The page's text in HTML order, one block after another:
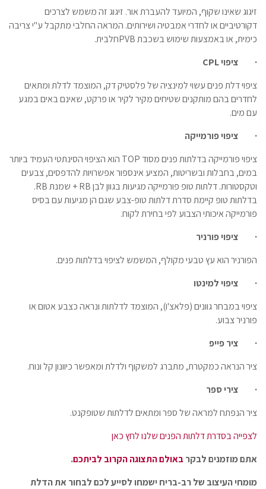
זיגוג שאינו שקוף, המיועד להעברת אור. זיגוג זה משמש לצרכים
דקורטיביים או לחדרי אמבטיה ושירותים. המראה החלבי מתקבל ע"י צריבה
כימית, או באמצעות שימוש בשכבתPVBחלבית.
· ציפויCPL
ציפוי דלת פנים עשוי למינציה של פלסטיק דק, המוצמד לדלת ומתאים
לחדרים בהם מותקנים שטיחים מקיר לקיר או פרקט, שאינם באים במגע
עם מים.
· ציפוי פורמייקה
ציפוי פורמייקה בדלתות פנים מסודTOP הוא הציפוי הסינתטי העמיד ביותר
במים, בחבלות ובשריטות, המציע אינספור אפשרויות להדפסים, צבעים
וטקסטורות. דלתות טופ פורמייקה מגיעות בגוון לבןRB+ שמנתRB
.
בדלתות טופ קיימת סדרת דלתות טופ-צבע שגם הן מגיעות עם בסיס
פורמייקה איכותי הצבוע לפי בחירת לקוח.
· ציפוי פורניר
הפורניר הוא עץ טבעי מקולף, המשמש לציפוי בדלתות פנים.
· ציפוי למינטו
ציפוי במבחר גוונים (פלאצ'ו), המוצמד לדלתות ונראה כצבע אטום או
פורניר צבוע.
· ציר פייפ
ציר הנראה כמקטרת, מתברג למשקוף ולדלת ומאפשר כיוונון קל ונוח.
· צירי ספר
ציר הנפתח למראה של ספר ומתאים לדלתות שטופקנט.
לצפייה בסדרת דלתות הפנים שלנו לחץ כאן
אתם מוזמנים לבקרבאולם התצוגה הקרוב לביתכם.
מומחי העיצוב של רב-בריח ישמחו לסייע לכם לבחור את הדלת